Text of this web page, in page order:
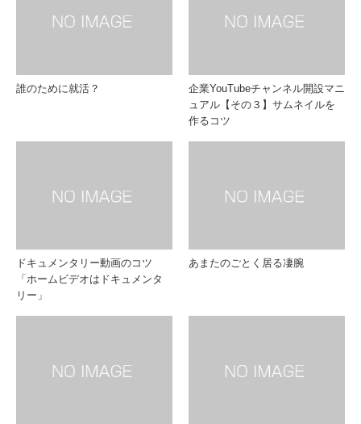
誰のために就活？
企業YouTubeチャンネル開設マニ
ュアル【その３】サムネイルを
作るコツ
ドキュメンタリー動画のコツ
「ホームビデオはドキュメンタ
リー」
あまたのごとく居る凄腕